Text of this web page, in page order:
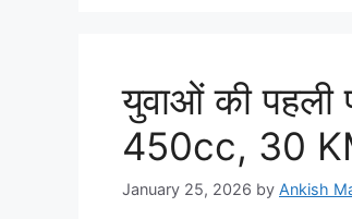
युवाओं की
450cc, 30
January 25, 2026 by Ankish